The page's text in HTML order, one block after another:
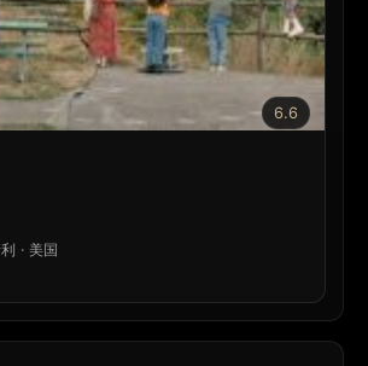
6.6
· 美国